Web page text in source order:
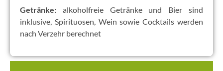
Getränke: alkoholfreie Getränke und Bier sind
inklusive, Spirituosen, Wein sowie Cocktails werden
nach Verzehr berechnet